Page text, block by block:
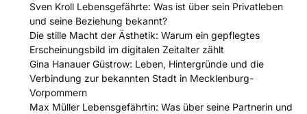
Sven Kroll Lebensgefährte: Was ist über sein Privatleben
und seine Beziehung bekannt?
Die stille Macht der Ästhetik: Warum ein gepflegtes
Erscheinungsbild im digitalen Zeitalter zählt
Gina Hanauer Güstrow: Leben, Hintergründe und die
Verbindung zur bekannten Stadt in Mecklenburg-
Vorpommern
Max Müller Lebensgefährtin: Was über seine Partnerin und